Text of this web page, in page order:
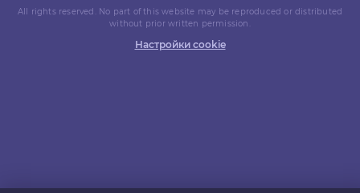
All rights reserved. No part of this website may be reproduced or distributed
without prior written permission.
Настройки cookie